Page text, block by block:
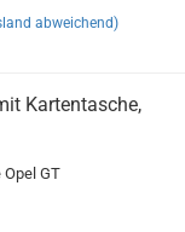
abweichend)
Kartentasche,
GT